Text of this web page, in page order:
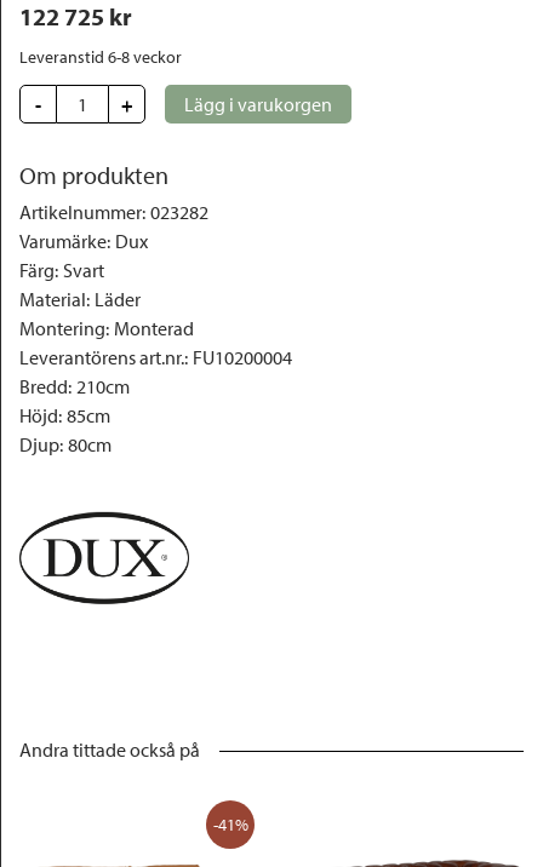
122 725 kr
Leveranstid 6-8 veckor
- + Lägg i varukorgen
Om produkten
Artikelnummer: 023282
Varumärke: Dux
Färg: Svart
Material: Läder
Montering: Monterad
Leverantörens art.nr.: FU10200004
Bredd: 210cm
Höjd: 85cm
Djup: 80cm
Andra tittade också på
-41%